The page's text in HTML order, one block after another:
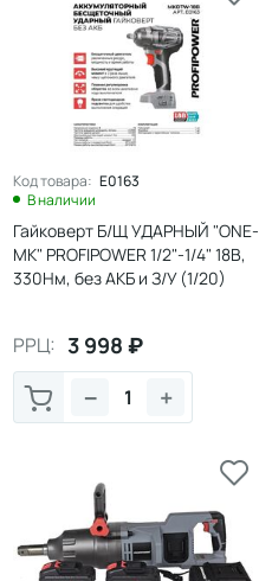
Код товара: E0163
В наличии
Гайковерт Б/Щ УДАРНЫЙ "ONE-
MK" PROFIPOWER 1/2"-1/4" 18В,
330Нм, без АКБ и З/У (1/20)
РРЦ: 3 998 ₽
+
−